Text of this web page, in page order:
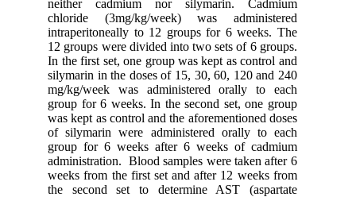
neither cadmium nor silymarin. Cadmium
chloride (3mg/kg/week) was administered
intraperitoneally to 12 groups for 6 weeks. The
12 groups were divided into two sets of 6 groups.
In the first set, one group was kept as control and
silymarin in the doses of 15, 30, 60, 120 and 240
mg/kg/week was administered orally to each
group for 6 weeks. In the second set, one group
was kept as control and the aforementioned doses
of silymarin were administered orally to each
group for 6 weeks after 6 weeks of cadmium
administration.Blood samples were taken after 6
weeks from the first set and after 12 weeks from
the second set to determine AST (aspartate